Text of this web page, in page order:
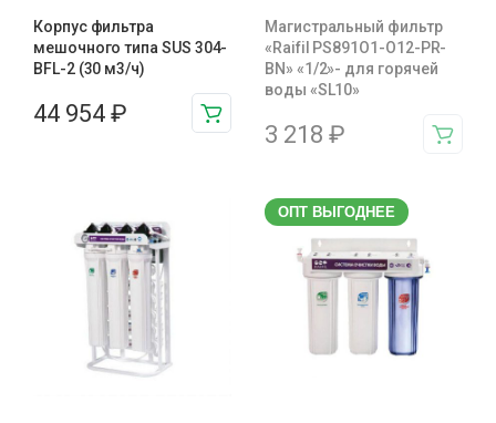
Корпус фильтра
мешочного типа SUS 304-
BFL-2 (30 м3/ч)
44 954 ₽
Магистральный фильтр
«Raifil PS891O1-O12-PR-
BN» «1/2»- для горячей
воды «SL10»
3 218 ₽
ОПТ ВЫГОДНЕЕ